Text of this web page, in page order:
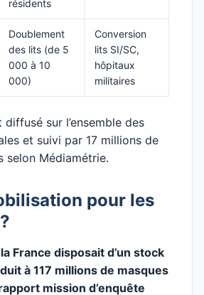
résidents
Doublement
des lits (de 5
000 à 10
000)
Conversion
lits SI/SC,
hôpitaux
militaires
sur l’ensemble des
et suivi par 17 millions de
selon Médiamétrie.
pour les
France disposait d’un stock
à 117 millions de masques
mission d’enquête